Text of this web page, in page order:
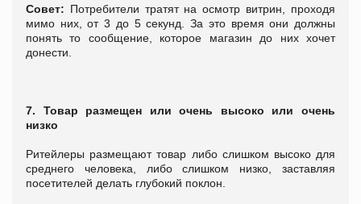
Совет: Потребители тратят на осмотр витрин, проходя
мимо них, от 3 до 5 секунд. За это время они должны
понять то сообщение, которое магазин до них хочет
донести.
7. Товар размещен или очень высоко или очень
низко
Ритейлеры размещают товар либо слишком высоко для
среднего человека, либо слишком низко, заставляя
посетителей делать глубокий поклон.